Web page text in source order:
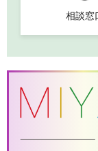
相談窓